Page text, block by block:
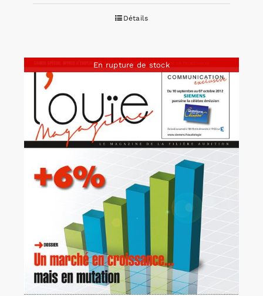
Détails
En rupture de stock